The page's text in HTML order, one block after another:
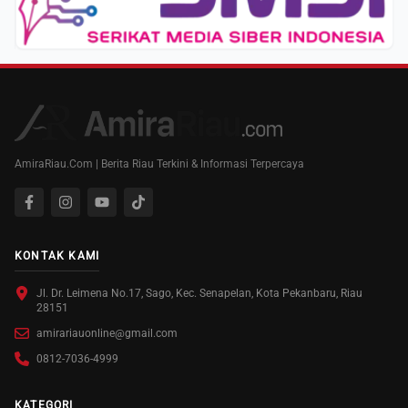
AmiraRiau.Com | Berita Riau Terkini & Informasi Terpercaya
KONTAK KAMI
Jl. Dr. Leimena No.17, Sago, Kec. Senapelan, Kota Pekanbaru, Riau
28151
amirariauonline@gmail.com
0812-7036-4999